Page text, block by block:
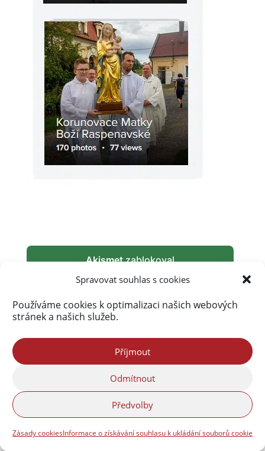
Spravovat souhlas s cookies
Používáme cookies k optimalizaci našich webových
stránek a našich služeb.
Příjmout
Odmítnout
Předvolby
Zásady cookiesInformace o získávání souhlasu k ukládání souborů cookie
Akismetzablokoval
289 931 spamů